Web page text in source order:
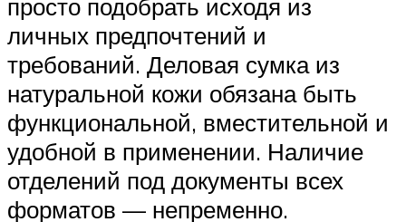
просто подобрать исходя из
личных предпочтений и
требований. Деловая сумка из
натуральной кожи обязана быть
функциональной, вместительной и
удобной в применении. Наличие
отделений под документы всех
форматов — непременно.